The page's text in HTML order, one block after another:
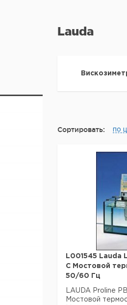
Lauda
Сортировать: по
L001545 Lauda
C Мостовой
50/60 Гц
LAUDA Proline
Мостовой